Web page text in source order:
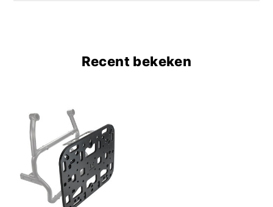
Recent bekeken